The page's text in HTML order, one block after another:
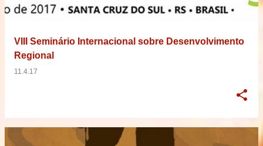
VIII Seminário Internacional sobre Desenvolvimento
Regional
11.4.17